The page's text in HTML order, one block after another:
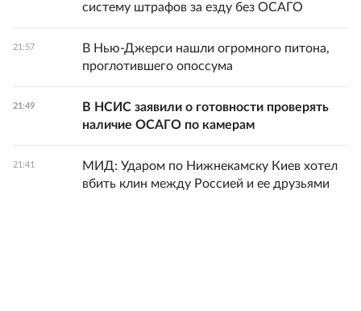
систему штрафов за езду без ОСАГО
21:57
В Нью-Джерси нашли огромного питона,
проглотившего опоссума
21:49
В НСИС заявили о готовности проверять
наличие ОСАГО по камерам
21:41
МИД: Ударом по Нижнекамску Киев хотел
вбить клин между Россией и ее друзьями